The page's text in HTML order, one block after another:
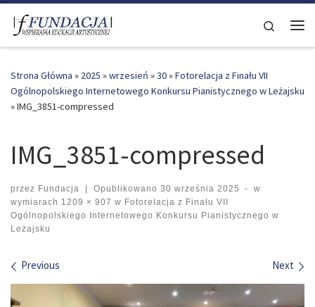
Skip to content
Search
Strona Główna » 2025 »wrzesień »30»Fotorelacja z Finału VII
Ogólnopolskiego Internetowego Konkursu Pianistycznego w Leżajsku
»IMG_3851-compressed
IMG_3851-compressed
przez Fundacja | Opublikowano 30 września 2025 -
w
wymiarach 1209 × 907 w Fotorelacja z Finału VII
Ogólnopolskiego Internetowego Konkursu Pianistycznego w
Leżajsku
Images navigation
Previous Next